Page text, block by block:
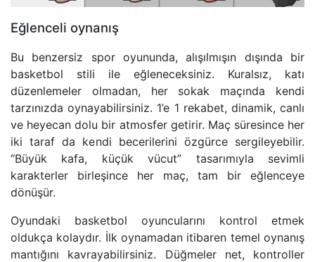
Eğlenceli oynanış
Bu benzersiz spor oyununda, alışılmışın dışında bir
basketbol stili ile eğleneceksiniz. Kuralsız, katı
düzenlemeler olmadan, her sokak maçında kendi
tarzınızda oynayabilirsiniz. 1’e 1 rekabet, dinamik, canlı
ve heyecan dolu bir atmosfer getirir. Maç süresince her
iki taraf da kendi becerilerini özgürce sergileyebilir.
“Büyük kafa, küçük vücut” tasarımıyla sevimli
karakterler birleşince her maç, tam bir eğlenceye
dönüşür.
Oyundaki basketbol oyuncularını kontrol etmek
oldukça kolaydır. İlk oynamadan itibaren temel oynanış
mantığını kavrayabilirsiniz. Düğmeler net, kontroller